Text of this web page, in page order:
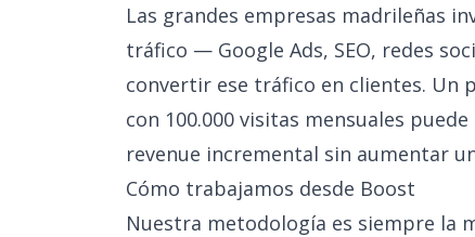
Las grandes empresas madrileñas
tráfico — Google Ads, SEO, redes
convertir ese tráfico en clientes. Un
con 100.000 visitas mensuales
revenue incremental sin aumentar
Cómo trabajamos desde Boost
Nuestra metodología es siempre la